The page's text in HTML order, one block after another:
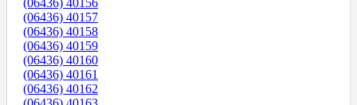
(06436) 40156
(06436) 40157
(06436) 40158
(06436) 40159
(06436) 40160
(06436) 40161
(06436) 40162